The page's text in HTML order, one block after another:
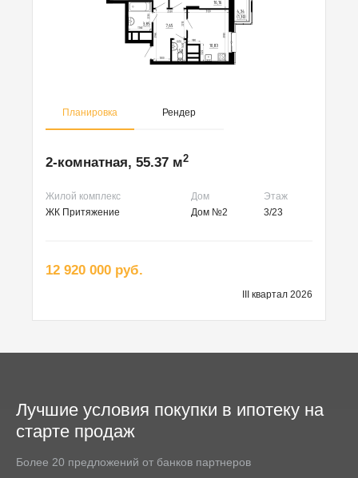
Планировка Рендер
2-комнатная, 55.37 м2
Жилой комплекс Дом
Этаж
ЖК Притяжение
Дом №2 3/23
12 920 000 руб.
III квартал 2026
Лучшие условия покупки в ипотеку на
старте продаж
Более 20 предложений от банков партнеров